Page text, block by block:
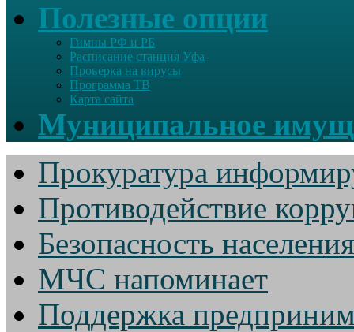
Полезные опции
Гимны РФ и РБ
Расписание станция Уфа
Проверка на вирусы
Программа ТВ
Карта сайта
Муниципальное
Прокуратура
Противодействие
Безопасность населения
МЧС напоминает
Поддержка